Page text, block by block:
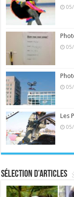
Les
Sélection d’articles